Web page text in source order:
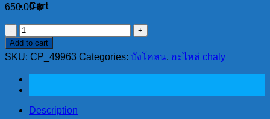
Cart
650.00฿
บังโคลน
chaly
new
ใหม่
บาง
แต่
Add to cart
SKU: CP_49963 Categories: บังโคลน, อะไหล่ chaly
Description